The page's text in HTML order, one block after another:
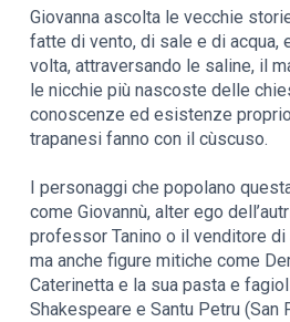
Giovanna ascolta le vecchie
fatte di vento, di sale e di acqua,
volta, attraversando le saline, il
le nicchie più nascoste delle
conoscenze ed esistenze
trapanesi fanno con il cùscuso.
I personaggi che popolano
come Giovannù, alter ego
professor Tanino o il venditore di
ma anche figure mitiche come
Caterinetta e la sua pasta e
Shakespeare e Santu Petru